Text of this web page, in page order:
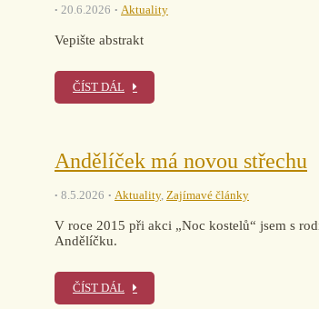
20.6.2026 Aktuality
Vepište abstrakt
ČÍST DÁL
Andělíček má novou střechu
8.5.2026 Aktuality, Zajímavé články
V roce 2015 při akci „Noc kostelů“ jsem s
Andělíčku.
ČÍST DÁL